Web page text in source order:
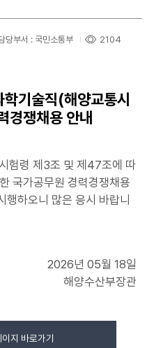
당부서 : 국민소통부 2104
기술직(해양교통시
경쟁채용 안내
험령 제3조 및 제47조에 따
국가공무원 경력경쟁채용
행하오니 많은 응시 바랍니
2026년 05월 18일
해양수산부장관
지 바로가기